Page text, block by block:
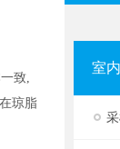
室
致,
琼脂